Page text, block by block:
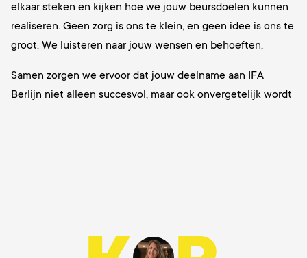
elkaar steken en kijken hoe we jouw beursdoelen kunnen
realiseren. Geen zorg is ons te klein, en geen idee is ons te
groot. We luisteren naar jouw wensen en behoeften,
Samen zorgen we ervoor dat jouw deelname aan IFA
Berlijn niet alleen succesvol, maar ook onvergetelijk wordt